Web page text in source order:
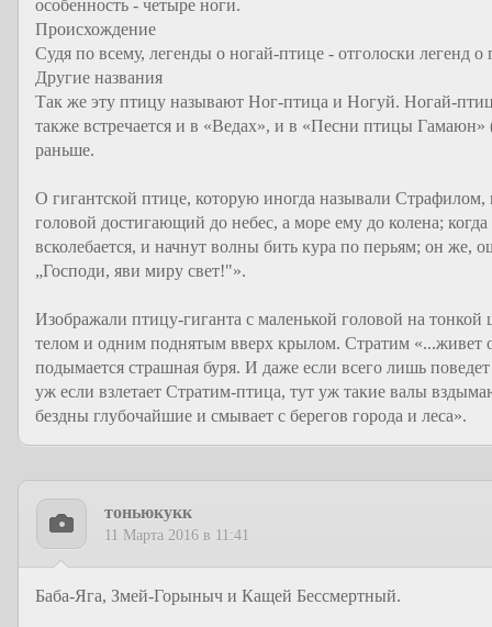
особенность - четыре ноги.
Происхождение
Судя по всему, легенды о ногай-птице - отголоски легенд о
Другие названия
Так же эту птицу называют Ног-птица и Ногуй. Ногай-
также встречается и в «Ведах», и в «Песни птицы
раньше.
О гигантской птице, которую иногда называли Страфилом,
головой достигающий до небес, а море ему до колена;
всколебается, и начнут волны бить кура по перьям; он же,
„Господи, яви миру свет!"».
Изображали птицу-гиганта с маленькой головой на
телом и одним поднятым вверх крылом. Стратим «...живет
подымается страшная буря. И даже если всего лишь
уж если взлетает Стратим-птица, тут уж такие валы
бездны глубочайшие и смывает с берегов города и леса».
тоньюкукк
11 Марта 2016 в 11:41
Баба-Яга, Змей-Горыныч и Кащей Бессмертный.